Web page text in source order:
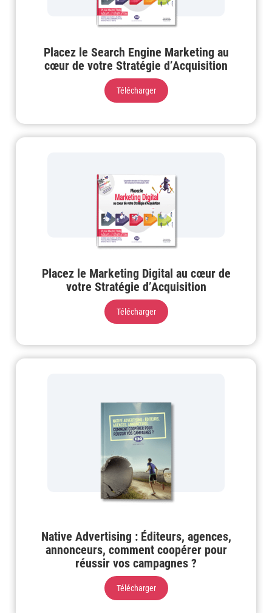
Placez le Search Engine Marketing au
cœur de votre Stratégie d’Acquisition
Télécharger
Placez le Marketing Digital au cœur de
votre Stratégie d’Acquisition
Télécharger
Native Advertising : Éditeurs, agences,
annonceurs, comment coopérer pour
réussir vos campagnes ?
Télécharger